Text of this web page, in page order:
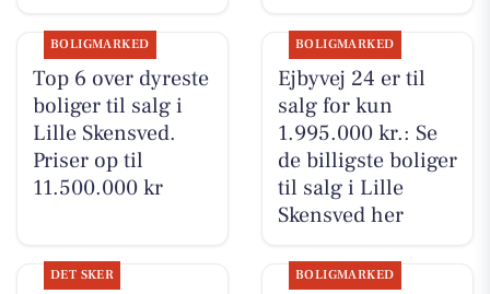
BOLIGMARKED
Top 6 over dyreste
boliger til salg i
Lille Skensved.
Priser op til
11.500.000 kr
BOLIGMARKED
Ejbyvej 24 er til
salg for kun
1.995.000 kr.: Se
de billigste boliger
til salg i Lille
Skensved her
DET SKER BOLIGMARKED